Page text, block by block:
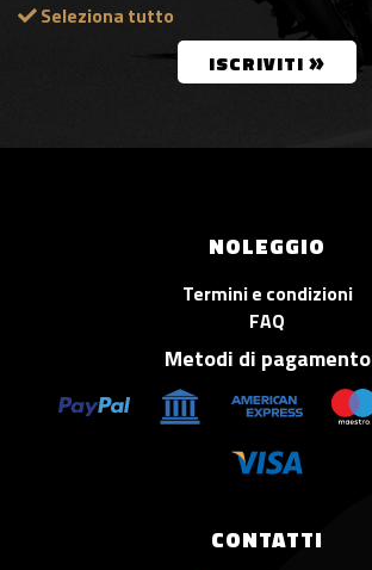
Seleziona tutto
ISCRIVITI »
CONTATTI
NOLEGGIO
Termini e condizioni
FAQ
Metodi di pagamento